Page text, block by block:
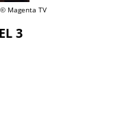
© Magenta TV
3